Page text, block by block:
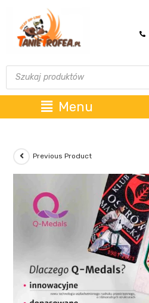
Menu
Previous Product